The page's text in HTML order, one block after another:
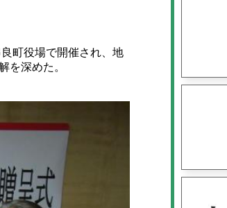
町役場で開催され、地
を深めた。